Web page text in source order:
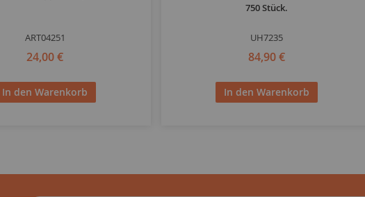
ART04251
24,00 €
In den Warenkorb
750 Stück.
UH7235
84,90 €
In den Warenkorb